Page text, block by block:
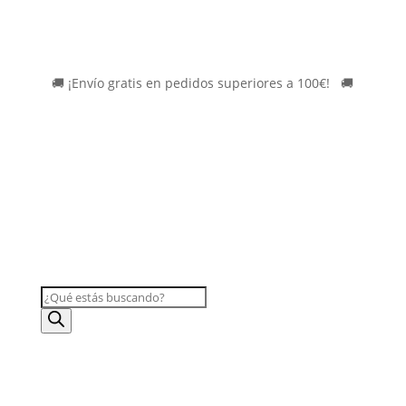
🚚 ¡Envío gratis en pedidos superiores a 100€! 🚚
BÚSQUEDA
DE
PRODUCTOS